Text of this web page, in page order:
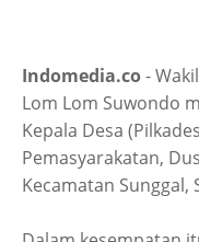
Indomedia.co-
Lom Lom Suwondo
Kepala Desa
Pemasyarakatan,
Kecamatan Sunggal,